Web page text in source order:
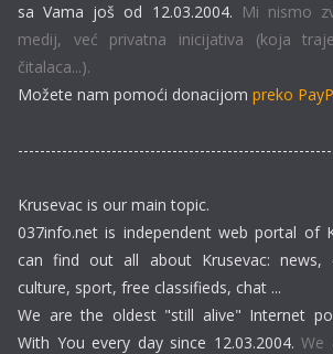
sa Vama još od 12.03.2004. Mi nismo
medij, već privatna inicijativa (koja
čitalaca...).
Možete nam pomoći donacijom preko
Krusevac is our main topic.
037info.net is independent web portal of
can find out all about Krusevac: news,
culture, sport, free classifieds, chat ...
We are the oldest "still alive" Internet
With You every day since 12.03.2004. We